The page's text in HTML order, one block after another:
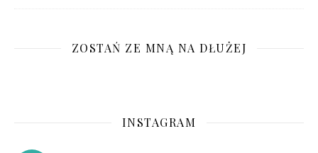
ZOSTAŃ ZE MNĄ NA DŁUŻEJ
INSTAGRAM